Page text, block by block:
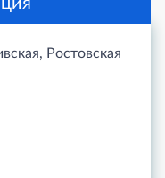
Ростовская